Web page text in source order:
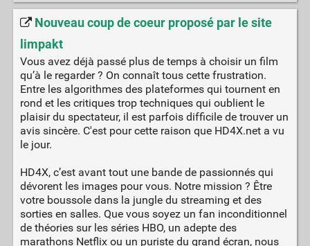
Nouveau coup de coeur proposé par le site
limpakt
Vous avez déjà passé plus de temps à choisir un film
qu’à le regarder ? On connaît tous cette frustration.
Entre les algorithmes des plateformes qui tournent en
rond et les critiques trop techniques qui oublient le
plaisir du spectateur, il est parfois difficile de trouver un
avis sincère. C'est pour cette raison que HD4X.net a vu
le jour.
HD4X, c’est avant tout une bande de passionnés qui
dévorent les images pour vous. Notre mission ? Être
votre boussole dans la jungle du streaming et des
sorties en salles. Que vous soyez un fan inconditionnel
de théories sur les séries HBO, un adepte des
marathons Netflix ou un puriste du grand écran, nous